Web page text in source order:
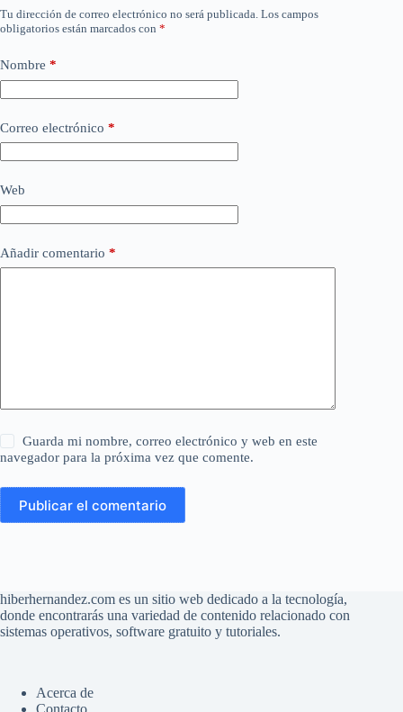
Tu dirección de correo electrónico no será publicada. Los campos
obligatorios están marcados con *
Nombre *
Correo electrónico *
Web
Añadir comentario *
Guarda mi nombre, correo electrónico y web en este
navegador para la próxima vez que comente.
Publicar el comentario
hiberhernandez.com es un sitio web dedicado a la tecnología,
donde encontrarás una variedad de contenido relacionado con
sistemas operativos, software gratuito y tutoriales.
Acerca de